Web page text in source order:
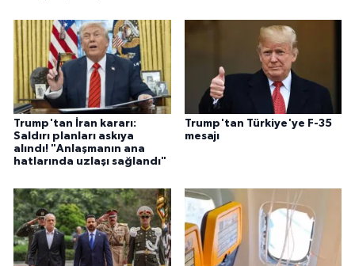
Trump'tan İran kararı:
Saldırı planları askıya
alındı! "Anlaşmanın ana
hatlarında uzlaşı sağlandı"
Trump'tan Türkiye'ye F-35
mesajı